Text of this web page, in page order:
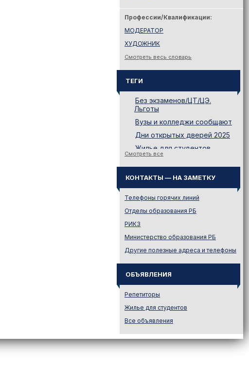
Профессии/Квалификации:
МОДЕРАТОР
ХУДОЖНИК
Смотреть весь словарь
ТЕГИ
Без экзаменов/ЦТ/ЦЭ.
Льготы
Вузы и колледжи сообщают
Дни открытых дверей 2025
Жилье для студентов
Иностранному абитуриенту
Куда поступать на твою
специальность?
Куда поступать? — Это надо
только
Подготовительные курсы
Подготовка к ЦЭ и ЦТ.
Репетиторы
Поступление в вузы
Поступление в колледжи
Профориентация
Проходные баллы в вузах
Беларуси
Распределение
Смотреть все
КОНТАКТЫ — НА ЗАМЕТКУ
Телефоны горячих линий
Отделы образования РБ
РИКЗ
Министерство образования РБ
Другие полезные адреса и телефоны
ОБЪЯВЛЕНИЯ
Репетиторы
Жилье для студентов
Все объявления